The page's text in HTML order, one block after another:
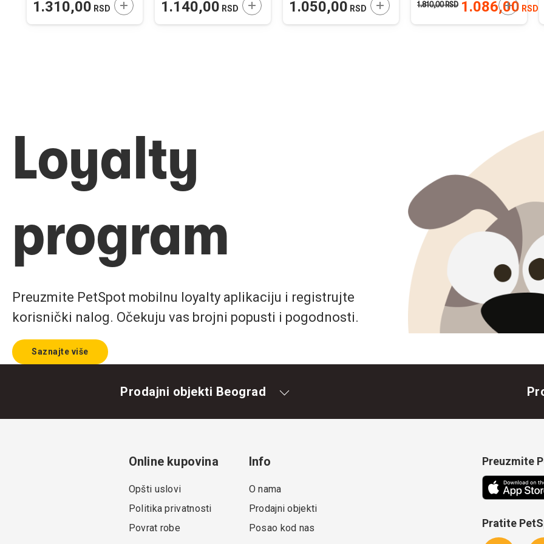
U KORPU
1.310,00 RSD DODAJTE U KORPU
1.140,00 RSD DODAJTE U KORPU
1.050,00 RSD DODAJTE U KORPU 1.086,00 RSD
1.810,00RSD
Loyalty
program
Preuzmite PetSpot mobilnu loyalty aplikaciju i registrujte
korisnički nalog. Očekuju vas brojni popusti i pogodnosti.
Saznajte više
Prodajni objekti Beograd
Online kupovina
Opšti uslovi
Politika privatnosti
Povrat robe
Info
O nama
Prodajni objekti
Posao kod nas
Preuzmite
Pratite